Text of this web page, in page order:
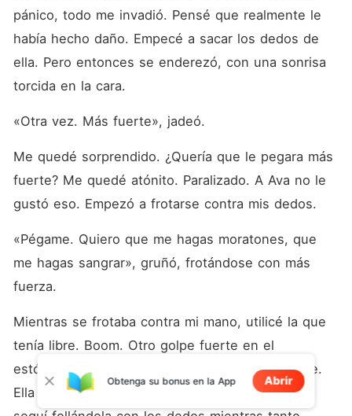
pánico, todo me invadió. Pensé que realmente le
había hecho daño. Empecé a sacar los dedos de
ella. Pero entonces se enderezó, con una sonrisa
torcida en la cara.
«Otra vez. Más fuerte», jadeó.
Me quedé sorprendido. ¿Quería que le pegara más
fuerte? Me quedé atónito. Paralizado. A Ava no le
gustó eso. Empezó a frotarse contra mis dedos.
«Pégame. Quiero que me hagas moratones, que
me hagas sangrar», gruñó, frotándose con más
fuerza.
Mientras se frotaba contra mi mano, utilicé la que
tenía libre. Boom. Otro golpe fuerte en el
estómago. Esta vez fue un puñetazo más fuerte.
Ella gruñó de dolor y se dobló de nuevo. Y sí,
Obtenga su bonus en la App Abrir